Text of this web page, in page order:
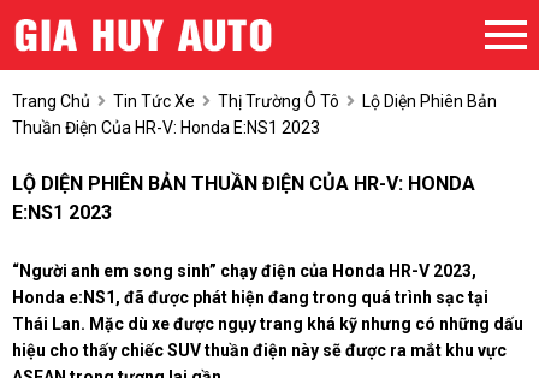
Trang Chủ Tin Tức Xe Thị Trường Ô Tô
Lộ Diện Phiên Bản
Thuần Điện Của HR-V: Honda E:NS1 2023
LỘ DIỆN PHIÊN BẢN THUẦN ĐIỆN CỦA HR-V: HONDA
E:NS1 2023
“Người anh em song sinh” chạy điện của Honda HR-V 2023,
Honda e:NS1, đã được phát hiện đang trong quá trình sạc tại
Thái Lan. Mặc dù xe được ngụy trang khá kỹ nhưng có những dấu
hiệu cho thấy chiếc SUV thuần điện này sẽ được ra mắt khu vực